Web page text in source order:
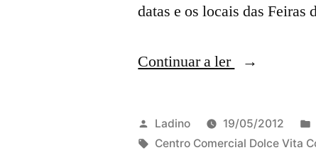
datas e os locais das
Continuar a ler
“Feiras
Ensino
Superior
Publicado
por
Ladino 19/05/2012
Etiquetas:
Centro Comercial Dolce Vita